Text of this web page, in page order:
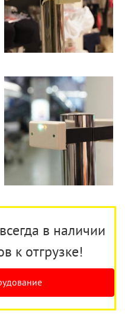
в наличии
к отгрузке!